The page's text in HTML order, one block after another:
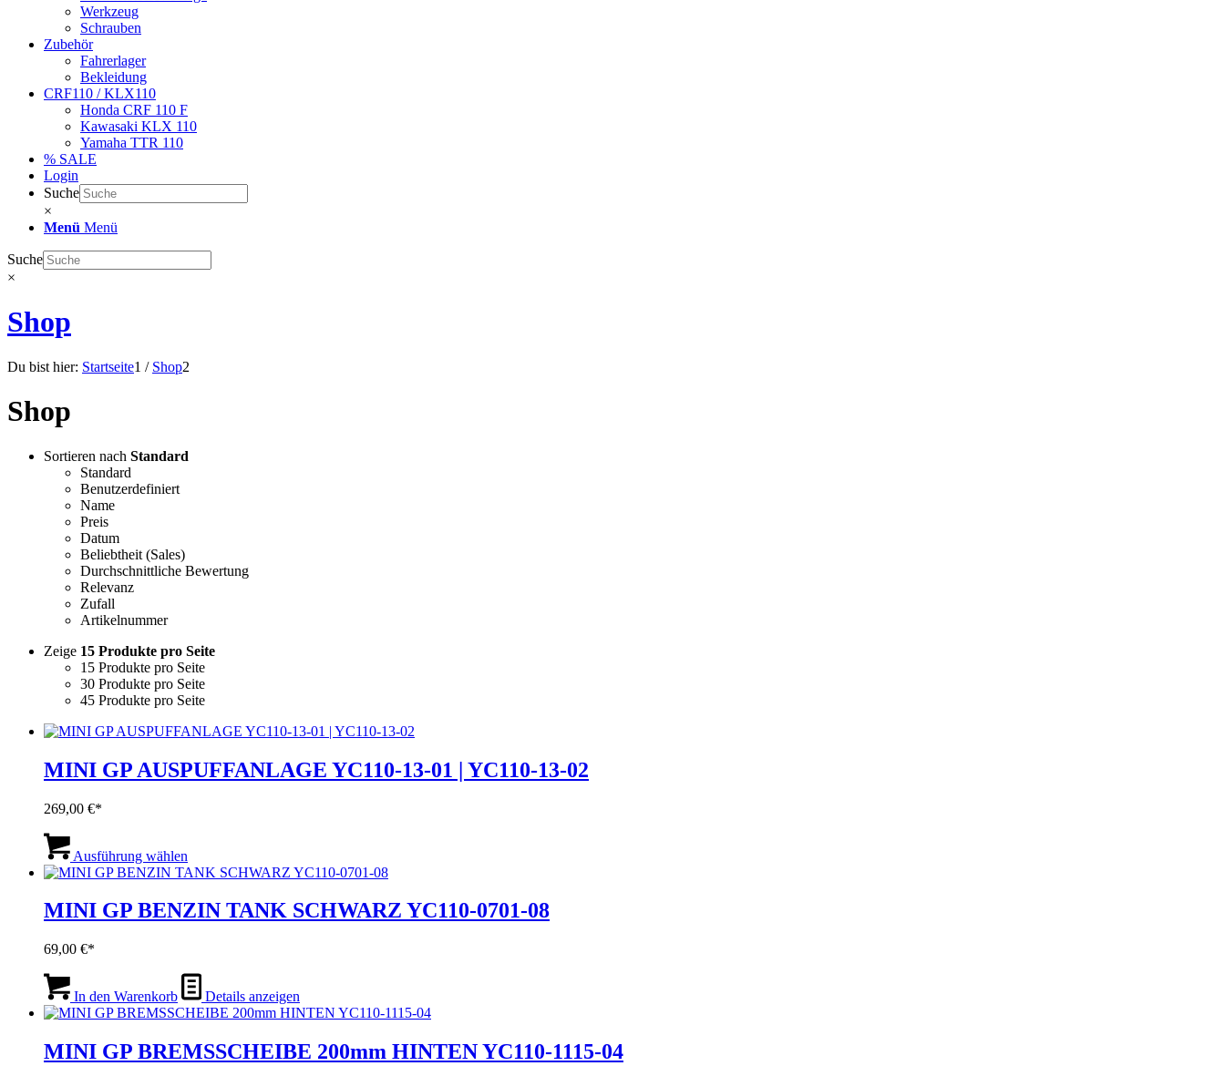
Werkzeug
Schrauben
Zubehör
Fahrerlager
Bekleidung
CRF110 / KLX110
Honda CRF 110 F
Kawasaki KLX 110
Yamaha TTR 110
% SALE
Login
Suche
×
Menü Menü
Suche
×
Shop
Du bist hier: Startseite1 / Shop2
Shop
Sortieren nach Standard
Standard
Benutzerdefiniert
Name
Preis
Datum
Beliebtheit (Sales)
Durchschnittliche Bewertung
Relevanz
Zufall
Artikelnummer
Zeige 15 Produkte pro Seite
15 Produkte pro Seite
30 Produkte pro Seite
45 Produkte pro Seite
MINI GP AUSPUFFANLAGE YC110-13-01 | YC110-13-02
269,00 €
Ausführung wählen
weist
Varianten
auf.
können
auf
der
Produktseite
werden
MINI GP BENZIN TANK SCHWARZ YC110-0701-08
69,00 €
In den Warenkorb Details anzeigen
MINI GP BREMSSCHEIBE 200mm HINTEN YC110-1115-04